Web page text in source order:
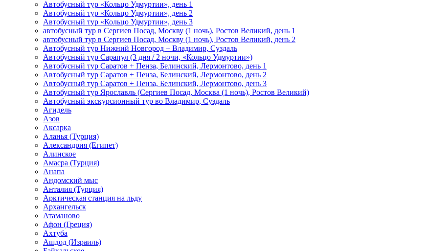
Автобусный тур «Кольцо Удмуртии», день 1
Автобусный тур «Кольцо Удмуртии», день 2
Автобусный тур «Кольцо Удмуртии», день 3
автобусный тур в Сергиев Посад, Москву (1 ночь), Ростов Великий, день 1
автобусный тур в Сергиев Посад, Москву (1 ночь), Ростов Великий, день 2
Автобусный тур Нижний Новгород + Владимир, Суздаль
Автобусный тур Сарапул (3 дня / 2 ночи, «Кольцо Удмуртии»)
Автобусный тур Саратов + Пенза, Белинский, Лермонтово, день 1
Автобусный тур Саратов + Пенза, Белинский, Лермонтово, день 2
Автобусный тур Саратов + Пенза, Белинский, Лермонтово, день 3
Автобусный тур Ярославль (Сергиев Посад, Москва (1 ночь), Ростов Великий)
Автобусный экскурсионный тур во Владимир, Суздаль
Агидель
Азов
Аксарка
Аланья (Турция)
Александрия (Египет)
Алинское
Амасра (Турция)
Анапа
Андомский мыс
Анталия (Турция)
Арктическая станция на льду
Архангельск
Атаманово
Афон (Греция)
Ахтуба
Ашдод (Израиль)